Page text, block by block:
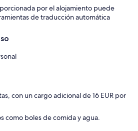
por el alojamiento puede
de traducción automática
con un cargo adicional de 16 EUR por
como boles de comida y agua.